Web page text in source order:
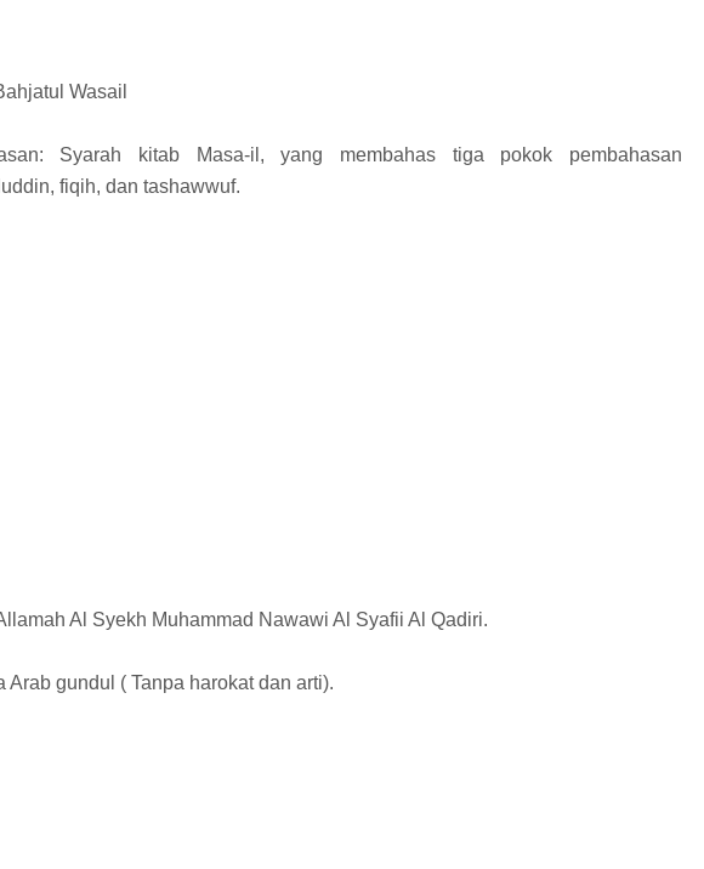
Wasail
Syarah kitab Masa-il, yang membahas tiga pokok pembahasan
fiqih, dan tashawwuf.
Al Syekh Muhammad Nawawi Al Syafii Al Qadiri.
Arab gundul ( Tanpa harokat dan arti).